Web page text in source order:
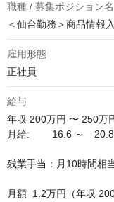
職種 / 募集ポジション名
＜仙台勤務＞商品情報
雇用形態
正社員
給与
年収 200万円 〜 250万
月給:	16.6	～　20.8 万円
残業手当：月10時間相
月額  1.2万円（年収